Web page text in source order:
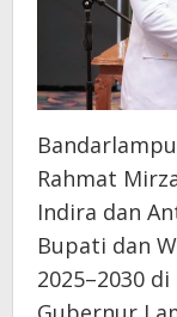
Rahmat
Indira dan
Bupati dan
2025–2030